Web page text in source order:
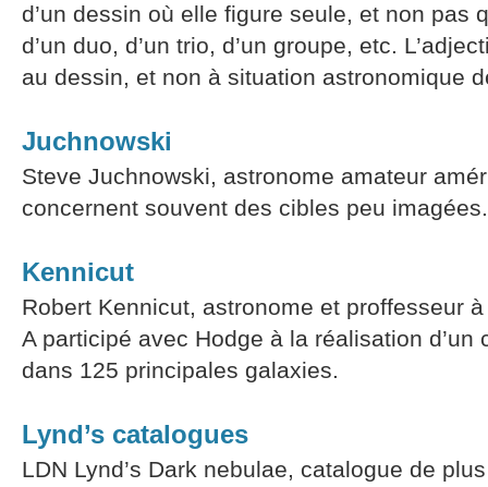
d’un dessin où elle figure seule, et non pas
d’un duo, d’un trio, d’un groupe, etc.
au dessin, et non à situation astronomique
Juchnowski
Steve Juchnowski, astronome amateur
concernent souvent des cibles peu imagées.
Kennicut
Robert Kennicut, astronome et proffesseur
A participé avec Hodge à la réalisation d’un
dans 125 principales galaxies.
Lynd’s catalogues
LDN Lynd’s Dark nebulae, catalogue de